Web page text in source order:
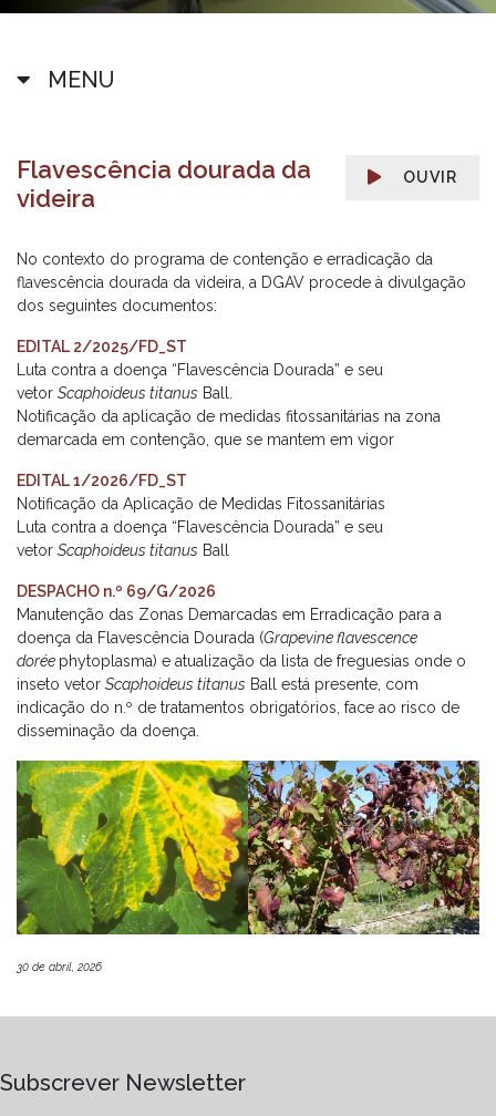
MENU
OUVIR
Flavescência dourada da
videira
No contexto do programa de contenção e erradicação da
flavescência dourada da videira, a DGAV procede à divulgação
dos seguintes documentos:
EDITAL 2/2025/FD_ST
Luta contra a doença “Flavescência Dourada” e seu
vetor Scaphoideus titanus Ball.
Notificação da aplicação de medidas fitossanitárias na zona
demarcada em contenção, que se mantem em vigor
EDITAL 1/2026/FD_ST
Notificação da Aplicação de Medidas Fitossanitárias
Luta contra a doença “Flavescência Dourada” e seu
vetor Scaphoideus titanus Ball
DESPACHO n.º 69/G/2026
Manutenção das Zonas Demarcadas em Erradicação para a
doença da Flavescência Dourada (Grapevine flavescence
dorée phytoplasma) e atualização da lista de freguesias onde o
inseto vetor Scaphoideus titanus Ball está presente, com
indicação do n.º de tratamentos obrigatórios, face ao risco de
disseminação da doença.
30 de abril, 2026
Subscrever Newsletter